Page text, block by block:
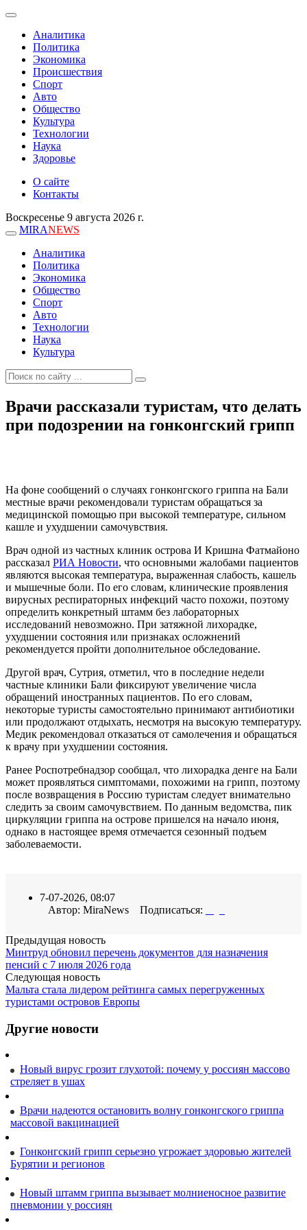
Аналитика
Политика
Экономика
Происшествия
Спорт
Авто
Общество
Культура
Технологии
Наука
Здоровье
О сайте
Контакты
Воскресенье 9 августа 2026 г.
MIRANEWS
Аналитика
Политика
Экономика
Общество
Спорт
Авто
Технологии
Наука
Культура
Врачи рассказали туристам, что делать
при подозрении на гонконгский грипп
На фоне сообщений о случаях гонконгского гриппа на Бали
местные врачи рекомендовали туристам обращаться за
медицинской помощью при высокой температуре, сильном
кашле и ухудшении самочувствия.
Врач одной из частных клиник острова И Кришна Фатмайоно
рассказал РИА Новости, что основными жалобами пациентов
являются высокая температура, выраженная слабость, кашель
и мышечные боли. По его словам, клинические проявления
вирусных респираторных инфекций часто похожи, поэтому
определить конкретный штамм без лабораторных
исследований невозможно. При затяжной лихорадке,
ухудшении состояния или признаках осложнений
рекомендуется пройти дополнительное обследование.
Другой врач, Сутрия, отметил, что в последние недели
частные клиники Бали фиксируют увеличение числа
обращений иностранных пациентов. По его словам,
некоторые туристы самостоятельно принимают антибиотики
или продолжают отдыхать, несмотря на высокую температуру.
Медик рекомендовал отказаться от самолечения и обращаться
к врачу при ухудшении состояния.
Ранее Роспотребнадзор сообщал, что лихорадка денге на Бали
может проявляться симптомами, похожими на грипп, поэтому
после возвращения в Россию туристам следует внимательно
следить за своим самочувствием. По данным ведомства, пик
циркуляции гриппа на острове пришелся на начало июня,
однако в настоящее время отмечается сезонный подъем
заболеваемости.
7-07-2026, 08:07
Автор: MiraNews Подписаться:
Предыдущая новость
Минтруд обновил перечень документов для назначения
пенсий с 7 июля 2026 года
Следующая новость
Мальта стала лидером рейтинга самых перегруженных
туристами островов Европы
Другие новости
Новый вирус грозит глухотой: почему у россиян массово
стреляет в ушах
Врачи надеются остановить волну гонконгского гриппа
массовой вакцинацией
Гонконгский грипп серьезно угрожает здоровью жителей
Бурятии и регионов
Новый штамм гриппа вызывает молниеносное развитие
пневмонии у россиян